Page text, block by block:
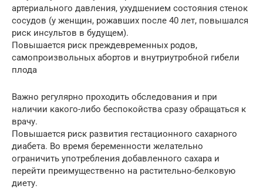
артериального давления, ухудшением состояния стенок
сосудов (у женщин, рожавших после 40 лет, повышался
риск инсультов в будущем).
Повышается риск преждевременных родов,
самопроизвольных абортов и внутриутробной гибели
плода
Важно регулярно проходить обследования и при
наличии какого-либо беспокойства сразу обращаться к
врачу.
Повышается риск развития гестационного сахарного
диабета. Во время беременности желательно
ограничить употребления добавленного сахара и
перейти преимущественно на растительно-белковую
диету.